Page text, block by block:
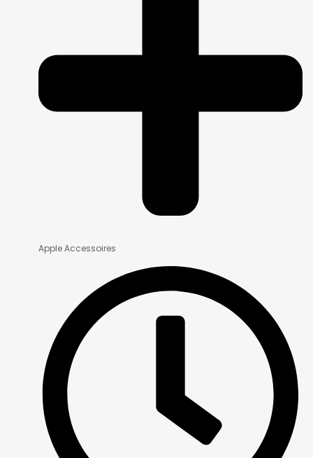
Apple Accessoires